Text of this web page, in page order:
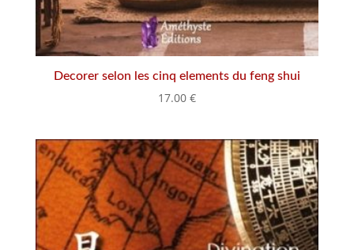
Decorer selon les cinq elements du feng shui
17.00 €